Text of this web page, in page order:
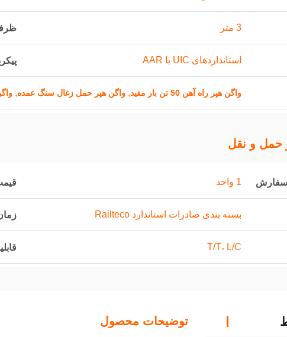
3 متر
استانداردهای UIC یا AAR
واگن هپر راه آهن 50 تن بار مفید , واگن هپر حمل زغال سنگ عمده,
حمل و نقل
سفارش 1 واحد
بسته بندی صادرات استاندارد Railteco
T/T، L/C
توضیحات محصول